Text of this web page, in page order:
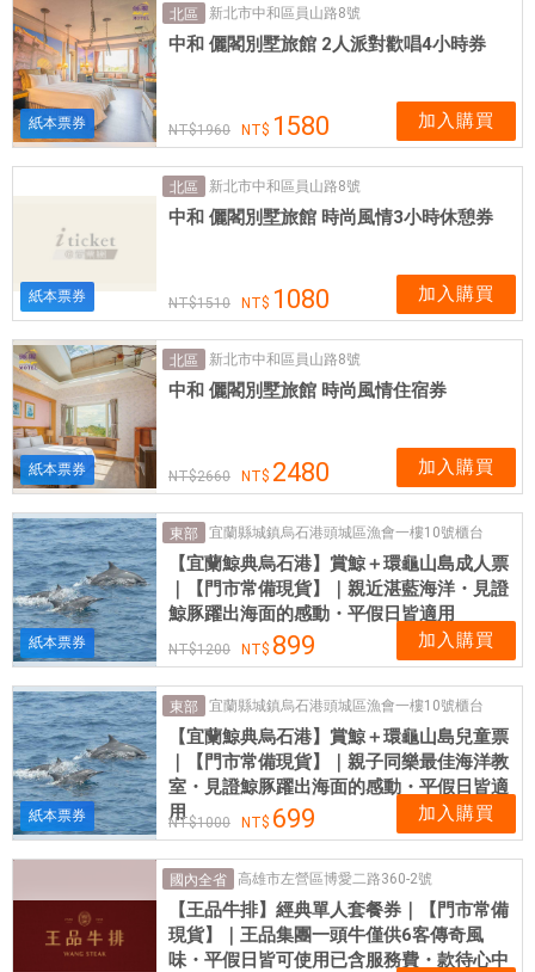
紙本票券
北區 新北市中和區員山路8號
中和 儷閣別墅旅館 2人派對歡唱4小時券
1960 1580 加入購買
紙本票券
北區 新北市中和區員山路8號
中和 儷閣別墅旅館 時尚風情3小時休憩券
1510 1080 加入購買
紙本票券
北區 新北市中和區員山路8號
中和 儷閣別墅旅館 時尚風情住宿券
2660 2480 加入購買
紙本票券
東部 宜蘭縣城鎮烏石港頭城區漁會一樓10號櫃台
【宜蘭鯨典烏石港】賞鯨＋環龜山島成人票
｜【門市常備現貨】｜親近湛藍海洋・見證
鯨豚躍出海面的感動・平假日皆適用
1200 899 加入購買
紙本票券
東部 宜蘭縣城鎮烏石港頭城區漁會一樓10號櫃台
【宜蘭鯨典烏石港】賞鯨＋環龜山島兒童票
｜【門市常備現貨】｜親子同樂最佳海洋教
室・見證鯨豚躍出海面的感動・平假日皆適
用
1000 699 加入購買
國內全省 高雄市左營區博愛二路360-2號
【王品牛排】經典單人套餐券｜【門市常備
現貨】｜王品集團一頭牛僅供6客傳奇風
味・平假日皆可使用已含服務費・款待心中